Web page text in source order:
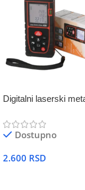
Digitalni laserski
Dostupno
2.600 RSD